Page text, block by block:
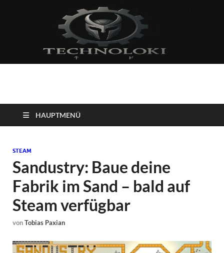
Technoloki: Gaming
und Entertainment
News
Blockbuster, Indie-Perlen und Retro-Klassiker.
HAUPTMENÜ
STEAM
Sandustry: Baue deine
Fabrik im Sand – bald auf
Steam verfügbar
vonTobias Paxian